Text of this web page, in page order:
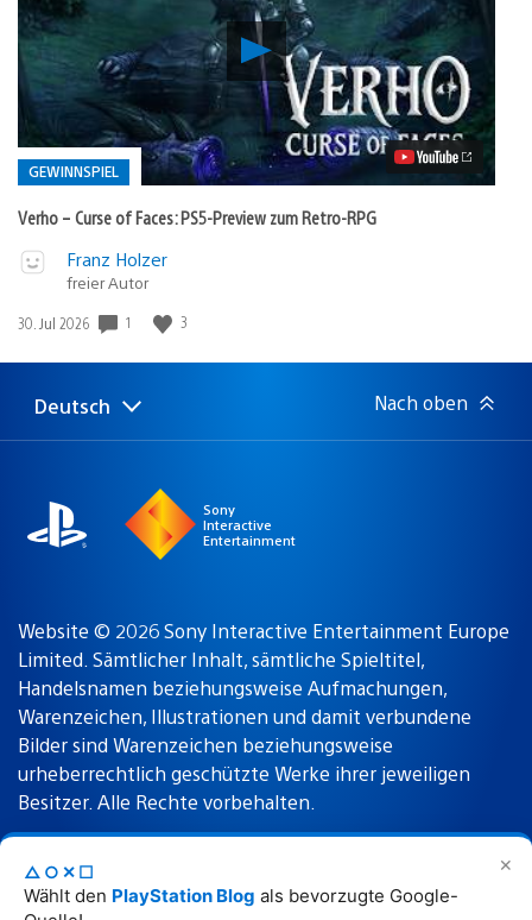
✕
△○✕☐
Wählt den PlayStation Blog als bevorzugte Google-
Verho
–
Curse
of
Faces:
PS5-
Preview
zum
Retro-
GEWINNSPIEL
Verho – Curse of Faces: PS5-Preview zum Retro-RPG
Veröffentlicht
Gewinnspiel
Franz Holzer
freier Autor
Veröffentlichungsdatum:
30. Jul 2026 1 3
Select
a
Aktuelle
Region:
Deutsch Nach oben
Sony
Interactive
Entertainment
Website © 2026 Sony Interactive Entertainment Europe
Limited. Sämtlicher Inhalt, sämtliche Spieltitel,
Handelsnamen beziehungsweise Aufmachungen,
Warenzeichen, Illustrationen und damit verbundene
Bilder sind Warenzeichen beziehungsweise
urheberrechtlich geschützte Werke ihrer jeweiligen
Besitzer. Alle Rechte vorbehalten.
Nutzungsbedingungen Datenschutzrichtlinie